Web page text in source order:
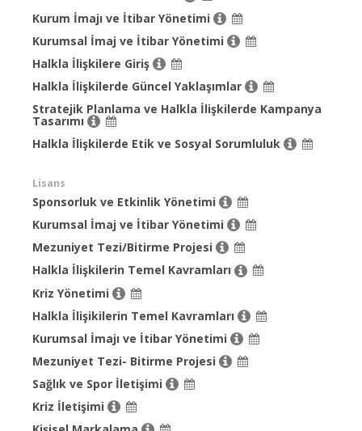
Kurum İmajı ve İtibar Yönetimi
Kurumsal İmaj ve İtibar Yönetimi
Halkla İlişkilere Giriş
Halkla İlişkilerde Güncel Yaklaşımlar
Stratejik Planlama ve Halkla İlişkilerde Kampanya
Tasarımı
Halkla İlişkilerde Etik ve Sosyal Sorumluluk
Lisans
Sponsorluk ve Etkinlik Yönetimi
Kurumsal İmaj ve İtibar Yönetimi
Mezuniyet Tezi/Bitirme Projesi
Halkla İlişkilerin Temel Kavramları
Kriz Yönetimi
Halkla İlişikilerin Temel Kavramları
Kurumsal İmajı ve İtibar Yönetimi
Mezuniyet Tezi- Bitirme Projesi
Sağlık ve Spor İletişimi
Kriz İletişimi